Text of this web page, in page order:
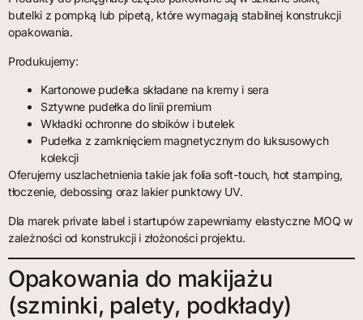
butelki z pompką lub pipetą, które wymagają stabilnej konstrukcji
opakowania.
Produkujemy:
Kartonowe pudełka składane na kremy i sera
Sztywne pudełka do linii premium
Wkładki ochronne do słoików i butelek
Pudełka z zamknięciem magnetycznym do luksusowych
kolekcji
Oferujemy uszlachetnienia takie jak folia soft-touch, hot stamping,
tłoczenie, debossing oraz lakier punktowy UV.
Dla marek private label i startupów zapewniamy elastyczne MOQ w
zależności od konstrukcji i złożoności projektu.
Opakowania do makijażu
(szminki, palety, podkłady)